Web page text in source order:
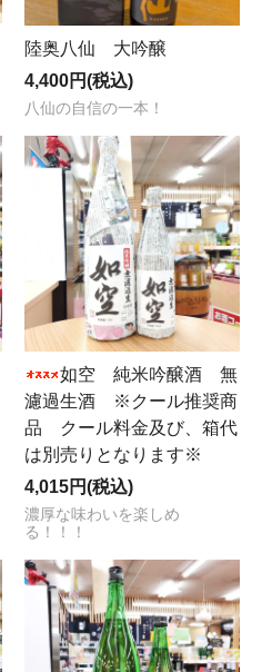
陸奥八仙 大吟醸
4,400円(税込)
八仙の自信の一本！
如空 純米吟醸酒 無
濾過生酒 ※クール推奨商
品 クール料金及び、箱代
は別売りとなります※
4,015円(税込)
濃厚な味わいを楽しめ
る！！！